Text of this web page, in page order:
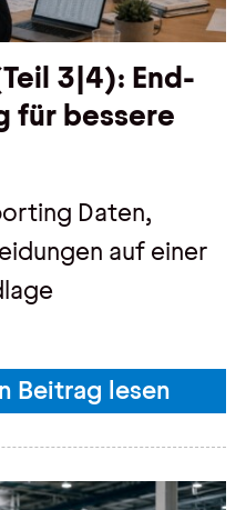
3|4): End-
für bessere
Daten,
auf einer
Beitrag lesen